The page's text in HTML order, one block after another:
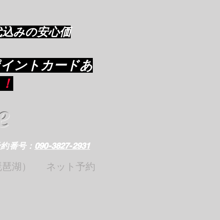
みの安心価
ントカードあ
！
番号： 090-3827-2931
湖） ネット予約